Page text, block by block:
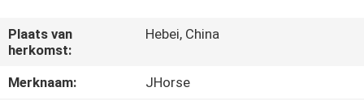
ONS
FABRIEKSREIS
Plaats van
herkomst:
Hebei, China
Merknaam:
JHorse